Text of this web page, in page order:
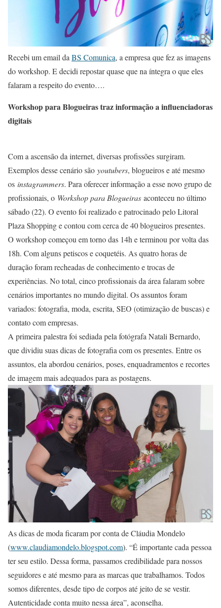
Recebi um email daBS Comunica, a empresa que fez as imagens
do workshop. E decidi repostar quase que na íntegra o que eles
falaram a respeito do evento….
Workshop para Blogueiras traz informação a influenciadoras
digitais
Com a ascensão da internet, diversas profissões surgiram.
Exemplos desse cenário são youtubers, blogueiros e até mesmo
os instagrammers. Para oferecer informação a esse novo grupo de
profissionais, o Workshop para Blogueiras aconteceu no último
sábado (22). O evento foi realizado e patrocinado pelo Litoral
Plaza Shopping e contou com cerca de 40 blogueiros presentes.
O workshop começou em torno das 14h e terminou por volta das
18h. Com alguns petiscos e coquetéis. As quatro horas de
duração foram recheadas de conhecimento e trocas de
experiências. No total, cinco profissionais da área falaram sobre
cenários importantes no mundo digital. Os assuntos foram
variados: fotografia, moda, escrita, SEO (otimização de buscas) e
contato com empresas.
A primeira palestra foi sediada pela fotógrafa Natali Bernardo,
que dividiu suas dicas de fotografia com os presentes. Entre os
assuntos, ela abordou cenários, poses, enquadramentos e recortes
de imagem mais adequados para as postagens.
As dicas de moda ficaram por conta de Cláudia Mondelo
(www.claudiamondelo.blogspot.com). “É importante cada pessoa
ter seu estilo. Dessa forma, passamos credibilidade para nossos
seguidores e até mesmo para as marcas que trabalhamos. Todos
somos diferentes, desde tipo de corpos até jeito de se vestir.
Autenticidade conta muito nessa área”, aconselha.